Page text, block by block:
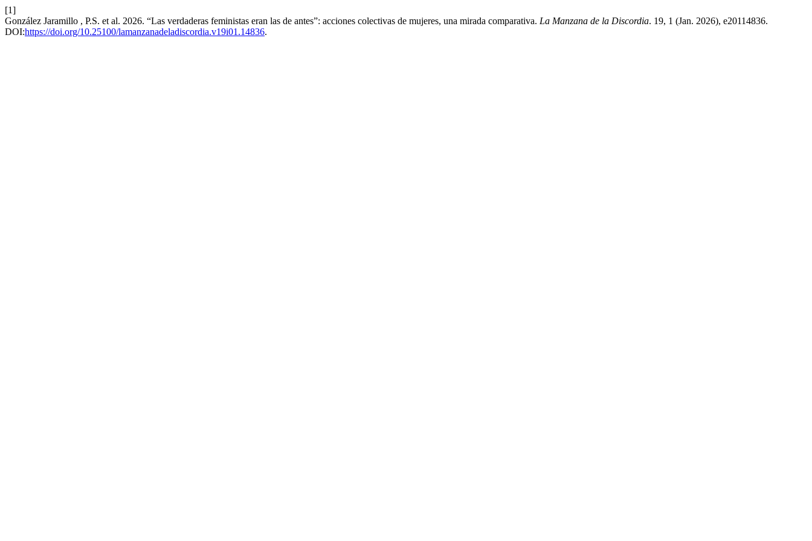
[1]
González Jaramillo , P.S. et al. 2026. “Las verdaderas feministas eran las de antes”: acciones colectivas de mujeres, una mirada comparativa. La Manzana de la Discordia. 19, 1 (Jan. 2026), e20114836.
DOI:https://doi.org/10.25100/lamanzanadeladiscordia.v19i01.14836.